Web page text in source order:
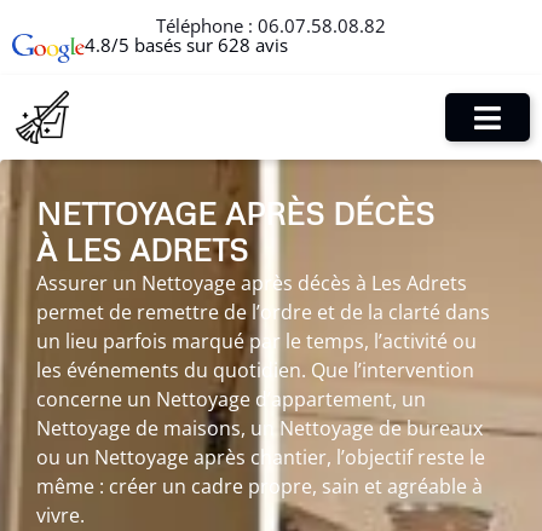
Téléphone : 06.07.58.08.82
4.8/5 basés sur 628 avis
NETTOYAGE APRÈS DÉCÈS
À LES ADRETS
Assurer un Nettoyage après décès à Les Adrets
permet de remettre de l’ordre et de la clarté dans
un lieu parfois marqué par le temps, l’activité ou
les événements du quotidien. Que l’intervention
concerne un Nettoyage d’appartement, un
Nettoyage de maisons, un Nettoyage de bureaux
ou un Nettoyage après chantier, l’objectif reste le
même : créer un cadre propre, sain et agréable à
vivre.